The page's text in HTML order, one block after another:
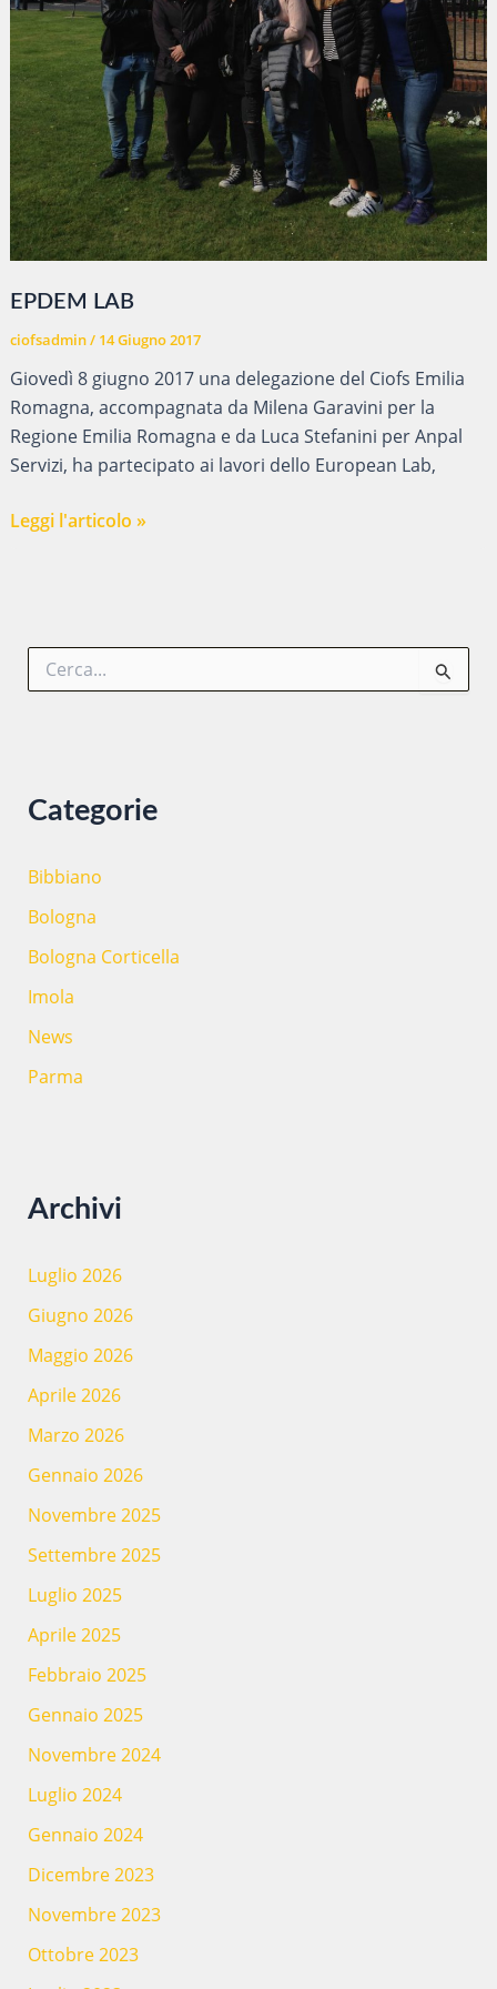
EPDEM LAB
ciofsadmin/ 14 Giugno 2017
Giovedì 8 giugno 2017 una delegazione del Ciofs Emilia
Romagna, accompagnata da Milena Garavini per la
Regione Emilia Romagna e da Luca Stefanini per Anpal
Servizi, ha partecipato ai lavori dello European Lab,
EPDEM
Leggi l'articolo »
C
Categorie
Bibbiano
Bologna
Bologna Corticella
Imola
News
Parma
Archivi
Luglio 2026
Giugno 2026
Maggio 2026
Aprile 2026
Marzo 2026
Gennaio 2026
Novembre 2025
Settembre 2025
Luglio 2025
Aprile 2025
Febbraio 2025
Gennaio 2025
Novembre 2024
Luglio 2024
Gennaio 2024
Dicembre 2023
Novembre 2023
Ottobre 2023